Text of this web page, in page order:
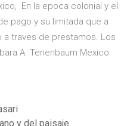
En la epoca colonial y el
pago y su limitada que a
a traves de prestamos. Los
A. Tenenbaum Mexico
y del paisaje